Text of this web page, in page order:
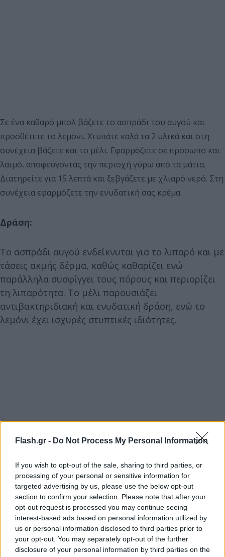
Flash.gr - Do Not Process My Personal Information
If you wish to opt-out of the sale, sharing to third parties, or
processing of your personal or sensitive information for
targeted advertising by us, please use the below opt-out
section to confirm your selection. Please note that after your
opt-out request is processed you may continue seeing
interest-based ads based on personal information utilized by
us or personal information disclosed to third parties prior to
your opt-out. You may separately opt-out of the further
disclosure of your personal information by third parties on the
Σε ένα καθαρό μπολ βάζετε το ασπράδι του αυγού και
προσθέτετε το λεμόνι. Χτυπάτε καλά τα 2 υλικά και στη
συνέχεια βάζετε και το μέλι. Εφαρμόζετε σε πρόσωπο και
λαιμό, αποφεύγοντας την περιοχή γύρω από τα μάτια.
Διατηρείτε για 15 λεπτά και ξεβγάζετε με χλιαρό νερό. Στη
συνέχεια εφαρμόζετε την ενυδατική σας κρέμα.
Δράση:
Το ασπράδι αυγού ενδείκνυται για το λιπαρό και με
τάσεις ακμής δέρμα, καθώς καθαρίζει ενώ
παράλληλα συσφίγγει τους πόρους και περιορίζει
τη λιπαρότητα. Το μέλι παρουσιάζει
αντιβακτηριδιακή και ενυδατική δράση, ενώ το
λεμόνι έχει ισχυρές στυπτικές ιδιότητες.